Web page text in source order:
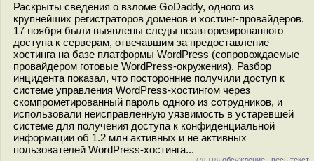
Раскрыты сведения о взломе GoDaddy, одного из
крупнейших регистраторов доменов и хостинг-провайдеров.
17 ноября были выявлены следы неавторизированного
доступа к серверам, отвечавшим за предоставление
хостинга на базе платформы WordPress (сопровождаемые
провайдером готовые WordPress-окружения). Разбор
инцидента показал, что посторонние получили доступ к
системе управления WordPress-хостингом через
скомпрометированный пароль одного из сотрудников, и
использовали неисправленную уязвимость в устаревшей
системе для получения доступа к конфиденциальной
информации об 1.2 млн активных и не активных
пользователей WordPress-хостинга...